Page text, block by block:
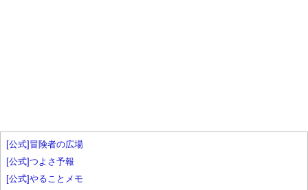
[公式]冒険者の広場
[公式]つよさ予報
[公式]やることメモ